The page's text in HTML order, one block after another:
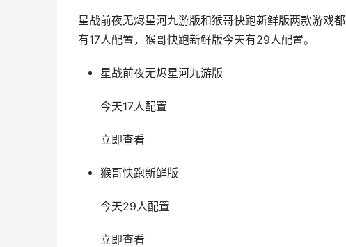
星战前夜无烬星河九游版和猴哥快跑新鲜版两款游戏
有17人配置，猴哥快跑新鲜版今天有29人配置。
星战前夜无烬星河九游版
今天17人配置
立即查看
猴哥快跑新鲜版
今天29人配置
立即查看